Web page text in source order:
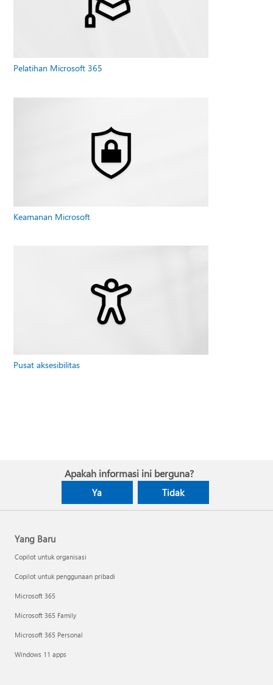
Pelatihan Microsoft 365
Keamanan Microsoft
Pusat aksesibilitas
Apakah informasi ini berguna?
Ya Tidak
Yang Baru
Copilot untuk organisasi
Copilot untuk penggunaan pribadi
Microsoft 365
Microsoft 365 Family
Microsoft 365 Personal
Windows 11 apps